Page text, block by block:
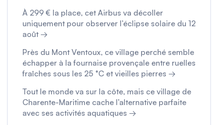
À 299 € la place, cet Airbus va décoller
uniquement pour observer l’éclipse solaire du 12
août →
Près du Mont Ventoux, ce village perché semble
échapper à la fournaise provençale entre ruelles
fraîches sous les 25 °C et vieilles pierres →
Tout le monde va sur la côte, mais ce village de
Charente-Maritime cache l’alternative parfaite
avec ses activités aquatiques →